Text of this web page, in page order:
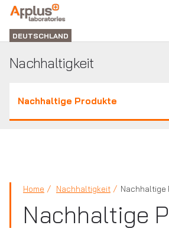
ABTEILUNG
LABORATORIEN
DEUTSCHLAND
Nachhaltigkeit
Nachhaltige Produkte
Home Nachhaltigkeit Nachhaltige
Nachhaltige